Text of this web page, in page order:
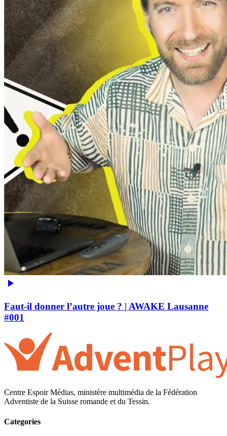
Faut-il donner l’autre joue ? | AWAKE Lausanne
#001
Centre Espoir Médias, ministère multimédia de la Fédération
Adventiste de la Suisse romande et du Tessin.
Categories